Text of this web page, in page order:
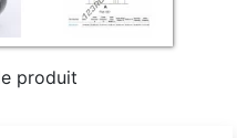
produit